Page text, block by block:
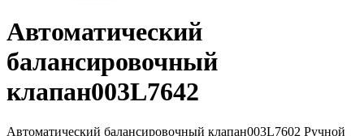
Автоматический
балансировочный
клапан003L7642
Автоматический балансировочный клапан003L7602 Ручной